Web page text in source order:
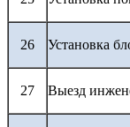
26 Установка
27 Выезд